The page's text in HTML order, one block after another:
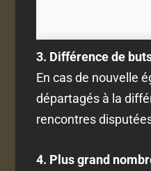
3. Différence de
En cas de nouvelle
départagés à la
rencontres
4. Plus grand